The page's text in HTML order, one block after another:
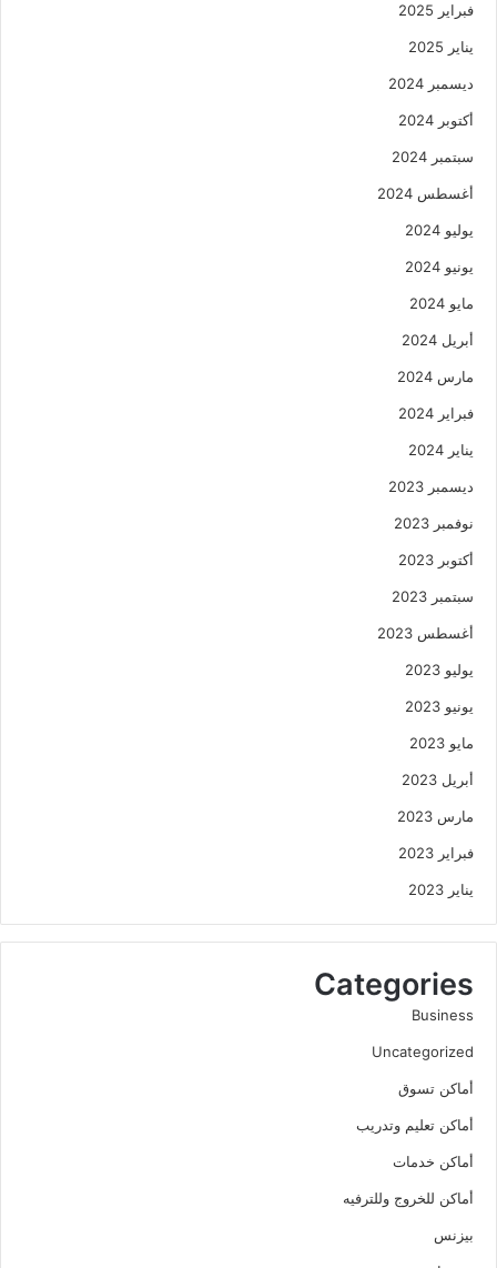
فبراير 2025
يناير 2025
ديسمبر 2024
أكتوبر 2024
سبتمبر 2024
أغسطس 2024
يوليو 2024
يونيو 2024
مايو 2024
أبريل 2024
مارس 2024
فبراير 2024
يناير 2024
ديسمبر 2023
نوفمبر 2023
أكتوبر 2023
سبتمبر 2023
أغسطس 2023
يوليو 2023
يونيو 2023
مايو 2023
أبريل 2023
مارس 2023
فبراير 2023
يناير 2023
Categories
Business
Uncategorized
أماكن تسوق
أماكن تعليم وتدريب
أماكن خدمات
أماكن للخروج وللترفيه
بيزنس